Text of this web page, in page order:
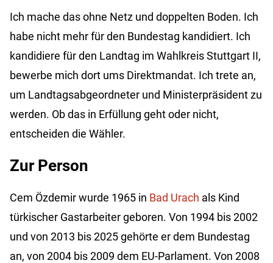
Ich mache das ohne Netz und doppelten Boden. Ich
habe nicht mehr für den Bundestag kandidiert. Ich
kandidiere für den Landtag im Wahlkreis Stuttgart II,
bewerbe mich dort ums Direktmandat. Ich trete an,
um Landtagsabgeordneter und Ministerpräsident zu
werden. Ob das in Erfüllung geht oder nicht,
entscheiden die Wähler.
Zur Person
Cem Özdemir wurde 1965 in Bad Urach als Kind
türkischer Gastarbeiter geboren. Von 1994 bis 2002
und von 2013 bis 2025 gehörte er dem Bundestag
an, von 2004 bis 2009 dem EU-Parlament. Von 2008